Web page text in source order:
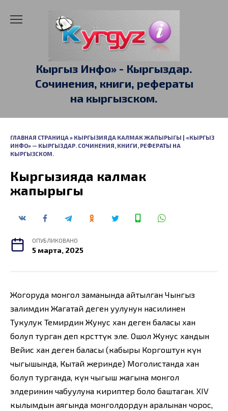
Кыргыз Инфо» - Кыргыздар.
Сочинения, книги, рефераты
на кыргызском.
ГЛАВНАЯ СТРАНИЦА» КЫРГЫЗИЯДА КАЛМАК ЖАПЫРЫГЫ | «КЫРГЫЗ
ИНФО» — КЫРГЫЗДАР. СОЧИНЕНИЯ, КНИГИ, РЕФЕРАТЫ НА
КЫРГЫЗСКОМ.
Кыргызияда калмак
жапырыгы
ОПУБЛИКОВАНО
5 марта, 2025
Жогоруда монгол заманында айтылган Чынгыз
залимдин Жагатай деген уулунун насилинен
Тукулук Темирдин Жунус хан деген баласы хан
болуп турган деп көрсөттүк эле. Ошол Жунус хандын
Вейис хан деген баласы (кабыры Коргоштун күн
чыгышында, Кытай жеринде) Моголистанда хан
болуп турганда, күн чыгыш жагына монгол
элдеринин чабуулуна кириптер боло баштаган. XIV
кылымдын аягында монголдордун аралынан чорос,